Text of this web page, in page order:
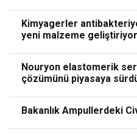
Kimyagerler
yeni malzeme geliştiriyor
Nouryon elastomerik
çözümünü piyasaya
Bakanlık Ampullerdeki